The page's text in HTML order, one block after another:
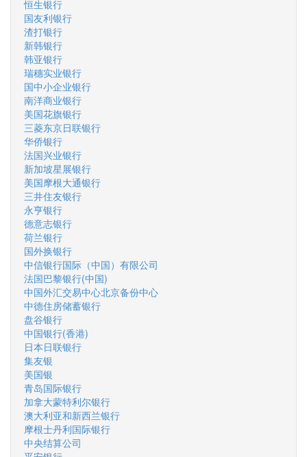
恒生银行
国友利银行
渣打银行
新韩银行
韩亚银行
瑞穗实业银行
国中小企业银行
南洋商业银行
美国花旗银行
三菱东京日联银行
华侨银行
法国兴业银行
新加坡星展银行
美国摩根大通银行
三井住友银行
永亨银行
德意志银行
荷兰银行
国外换银行
中信银行国际（中国）有限公司
法国巴黎银行(中国)
中国外汇交易中心北京备份中心
中德住房储蓄银行
盘谷银行
中国银行(香港)
日本日联银行
集友银
美国银
青岛国际银行
加拿大蒙特利尔银行
澳大利亚和新西兰银行
摩根士丹利国际银行
中央结算公司